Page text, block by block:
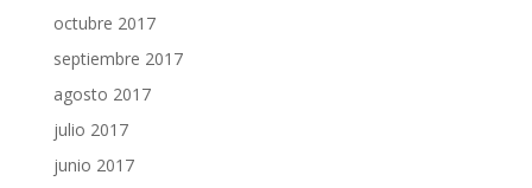
octubre 2017
septiembre 2017
agosto 2017
julio 2017
junio 2017